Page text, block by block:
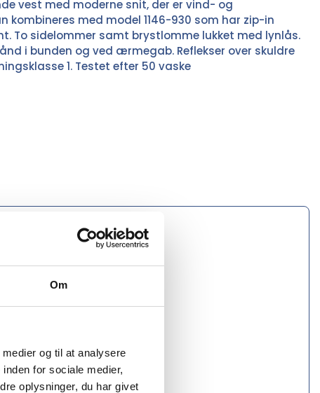
Om
og til at analysere
for sociale medier,
oplysninger, du har givet
vest med moderne snit, der er vind- og
kombineres med model 1146-930 som har zip-in
To sidelommer samt brystlomme lukket med lynlås.
i bunden og ved ærmegab. Reflekser over skuldre
1. Testet efter 50 vaske